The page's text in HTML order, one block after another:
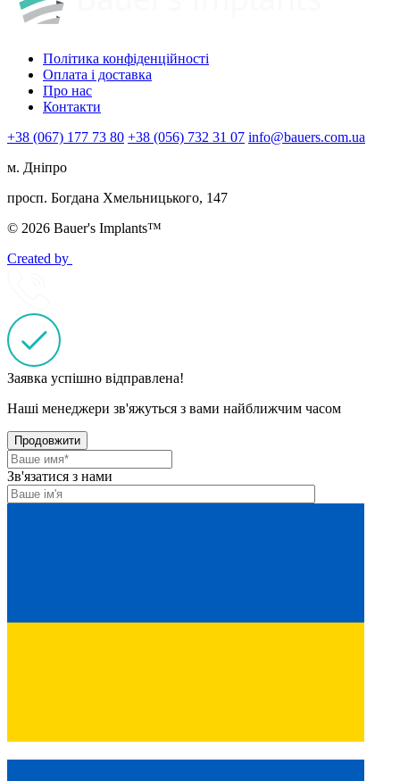
Політика конфіденційності
Оплата і доставка
Про нас
Контакти
+38 (067) 177 73 80 +38 (056) 732 31 07 info@bauers.com.ua
м. Дніпро
просп. Богдана Хмельницького, 147
© 2026 Bauer's Implants™
Created by
Заявка успішно відправлена!
Наші менеджери зв'яжуться з вами найближчим часом
Продовжити
Зв'язатися з нами